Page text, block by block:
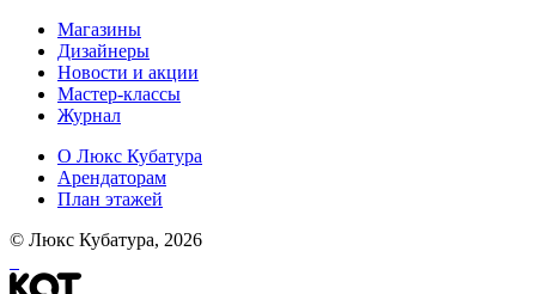
Магазины
Дизайнеры
Новости и акции
Мастер-классы
Журнал
О Люкс Кубатура
Арендаторам
План этажей
© Люкс Кубатура, 2026